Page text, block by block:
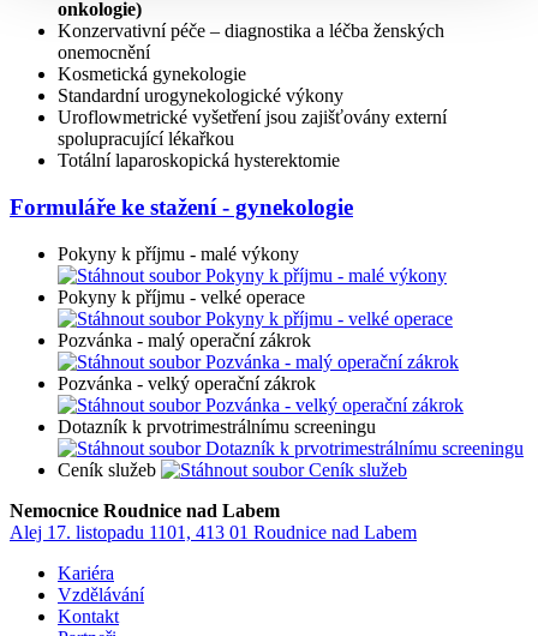
onkologie)
Konzervativní péče – diagnostika a léčba ženských
onemocnění
Kosmetická gynekologie
Standardní urogynekologické výkony
Uroflowmetrické vyšetření jsou zajišťovány externí
spolupracující lékařkou
Totální laparoskopická hysterektomie
Formuláře ke stažení - gynekologie
Pokyny k příjmu - malé výkony
Pokyny k příjmu - velké operace
Pozvánka - malý operační zákrok
Pozvánka - velký operační zákrok
Dotazník k prvotrimestrálnímu screeningu
Ceník služeb
Nemocnice Roudnice nad Labem
Alej 17. listopadu 1101, 413 01 Roudnice nad Labem
Kariéra
Vzdělávání
Kontakt